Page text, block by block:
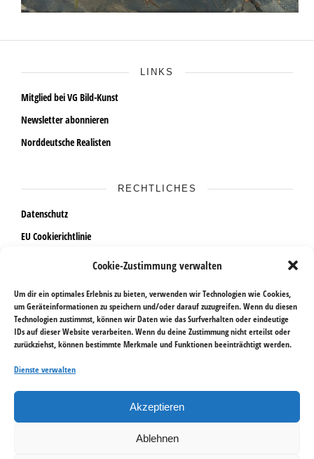
Cookie-Zustimmung verwalten
Um dir ein optimales Erlebnis zu bieten, verwenden wir Technologien wie Cookies,
um Geräteinformationen zu speichern und/oder darauf zuzugreifen. Wenn du diesen
Technologien zustimmst, können wir Daten wie das Surfverhalten oder eindeutige
IDs auf dieser Website verarbeiten. Wenn du deine Zustimmung nicht erteilst oder
zurückziehst, können bestimmte Merkmale und Funktionen beeinträchtigt werden.
Dienste verwalten
Akzeptieren
Ablehnen
LINKS
Mitglied bei VG Bild-Kunst
Newsletter abonnieren
Norddeutsche Realisten
RECHTLICHES
Datenschutz
EU Cookierichtlinie
AKTUELLES
Ausstellungen im Sommer 2026
18. April bis 29. Mai 2026 | Galerie Göldner